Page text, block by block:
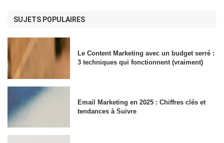
SUJETS POPULAIRES
Le Content Marketing avec un budget serré :
3 techniques qui fonctionnent (vraiment)
Email Marketing en 2025 : Chiffres clés et
tendances à Suivre